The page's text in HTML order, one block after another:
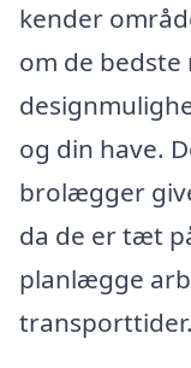
kender
om de
og din have.
brolægger
da de er tæt
planlægge
transporttider.